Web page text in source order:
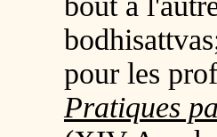
pour les
Pratiques